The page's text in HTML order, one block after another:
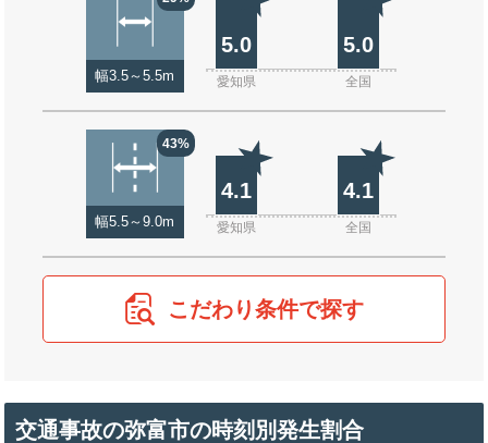
幅3.5～5.5m
5.0 5.0
愛知県 全国
43%
幅5.5～9.0m
4.1 4.1
愛知県 全国
こだわり条件で探す
交通事故の弥富市の時刻別発生割合